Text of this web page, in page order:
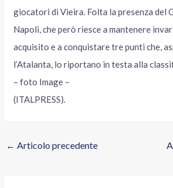
giocatori di Vieira. Folta la presenza del
Napoli, che però riesce a mantenere
acquisito e a conquistare tre punti che,
l’Atalanta, lo riportano in testa alla
– foto Image –
(ITALPRESS).
← Articolo precedente